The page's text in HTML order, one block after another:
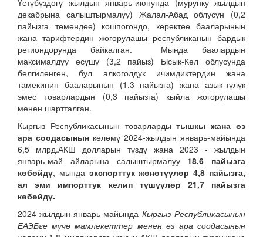
декабрына салыштырмалуу) Жалал-Абад облусун (0,2
пайызга төмөндөө) кошпогондо, керектөө бааларынын
жана тарифтердин жогорулашы республиканын бардык
региондорунда байкалган. Мында баалардын
максималдуу өсүшү (3,2 пайыз) Ысык-Көл облусунда
белгиленген, бул алкоголдук ичимдиктердин жана
тамекинин бааларынын (1,3 пайызга) жана азык-түлүк
эмес товарлардын (0,3 пайызга) кыйла жогорулашы
менен шартталган.
Кыргыз Республикасынын товарлардытышкы жана өз
ара соодасынын көлөмү 2024-жылдын январь-майында
6,5 млрд.АКШ долларын түздү жана 2023 - жылдын
январь-май айларына салыштырмалуу 18,6 пайызга
көбөйдү, мында экспорттук жөнөтүүлөр 4,8 пайызга,
ал эми импорттук келип түшүүлөр 21,7 пайызга
көбөйдү.
2024-жылдын январь-майында Кыргыз Республикасынын
ЕАЭБге мүчө мамлекеттер менен өз ара соодасынын